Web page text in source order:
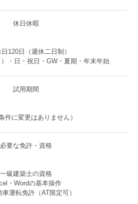
休日休暇
120日（週休二日制）
・日・祝日・GW・夏期・年末年始
試用期間
件に変更はありません）
必要な免許・資格
一級建築士の資格
・Wordの基本操作
運転免許（AT限定可）